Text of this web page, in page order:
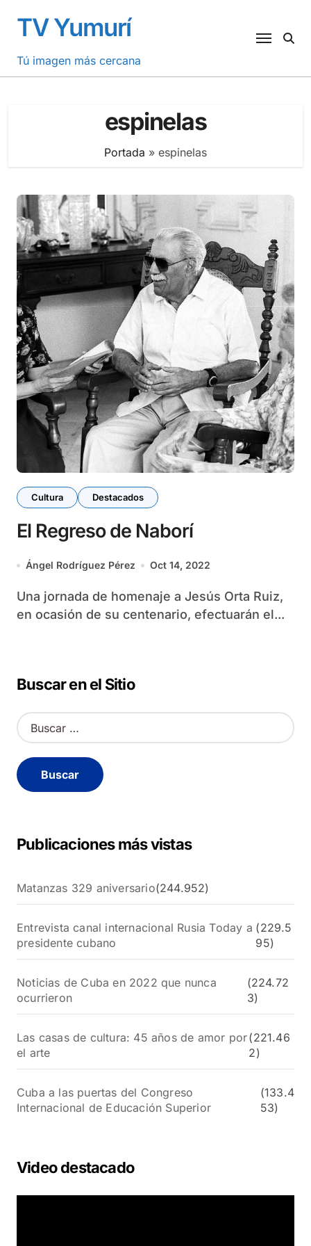
contenido
TV Yumurí
Tú imagen más cercana
espinelas
Portada » espinelas
Cultura Destacados
El Regreso de Naborí
Ángel Rodríguez Pérez Oct 14, 2022
Una jornada de homenaje a Jesús Orta Ruiz,
en ocasión de su centenario, efectuarán el...
Buscar en el Sitio
B
u
c
a
Publicaciones más vistas
Matanzas 329 aniversario(244.952)
Entrevista canal internacional Rusia Today a
presidente cubano
(229.5
95)
Noticias de Cuba en 2022 que nunca
ocurrieron
(224.72
3)
Las casas de cultura: 45 años de amor por
el arte
(221.46
2)
Cuba a las puertas del Congreso
Internacional de Educación Superior
(133.4
53)
Video destacado